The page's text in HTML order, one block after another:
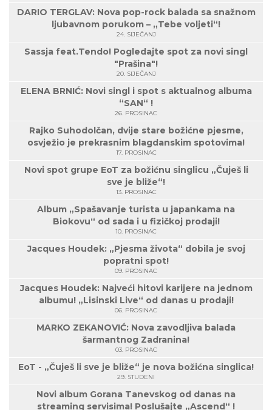
DARIO TERGLAV: Nova pop-rock balada sa snažnom
ljubavnom porukom – „Tebe voljeti“!
24. SIJEČANJ
Sassja feat.Tendo! Pogledajte spot za novi singl
"Prašina"!
20. SIJEČANJ
ELENA BRNIĆ: Novi singl i spot s aktualnog albuma
“SAN“ !
26. PROSINAC
Rajko Suhodolčan, dvije stare božićne pjesme,
osvježio je prekrasnim blagdanskim spotovima!
17. PROSINAC
Novi spot grupe EoT za božićnu singlicu „Čuješ li
sve je bliže“!
13. PROSINAC
Album „Spašavanje turista u japankama na
Biokovu“ od sada i u fizičkoj prodaji!
10. PROSINAC
Jacques Houdek: „Pjesma života“ dobila je svoj
popratni spot!
09. PROSINAC
Jacques Houdek: Najveći hitovi karijere na jednom
albumu! „Lisinski Live“ od danas u prodaji!
06. PROSINAC
MARKO ZEKANOVIĆ: Nova zavodljiva balada
šarmantnog Zadranina!
03. PROSINAC
EoT - „Čuješ li sve je bliže“ je nova božićna singlica!
29. STUDENI
Novi album Gorana Tanevskog od danas na
streaming servisima! Poslušajte „Ascend“ !